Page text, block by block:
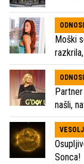
ODNOSI
Moški
ODNOSI
našli,
Sonca!